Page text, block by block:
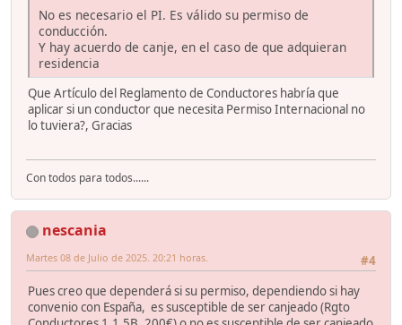
No es necesario el PI. Es válido su permiso de
conducción.
Y hay acuerdo de canje, en el caso de que adquieran
residencia
Que Artículo del Reglamento de Conductores habría que
aplicar si un conductor que necesita Permiso Internacional no
lo tuviera?, Gracias
Con todos para todos......
nescania
#4
Martes 08 de Julio de 2025. 20:21 horas.
Pues creo que dependerá si su permiso, dependiendo si hay
convenio con España, es susceptible de ser canjeado (Rgto